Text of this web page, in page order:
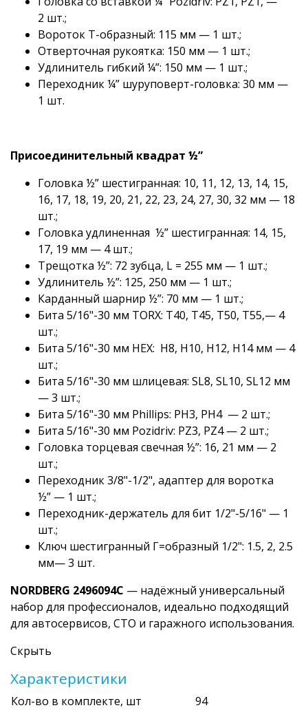
2 шт.;
Вороток Т-образный: 115 мм — 1 шт.;
Отверточная рукоятка: 150 мм — 1 шт.;
Удлинитель гибкий ¼”: 150 мм — 1 шт.;
Переходник ¼” шуруповерт-головка: 30 мм —
1 шт.
Присоединительный квадрат ½”
Головка ½” шестигранная: 10, 11, 12, 13, 14, 15,
16, 17, 18, 19, 20, 21, 22, 23, 24, 27, 30, 32 мм — 18
шт.;
Головка удлиненная ½” шестигранная: 14, 15,
17, 19 мм — 4 шт.;
Трещотка ½”: 72 зубца, L = 255 мм — 1 шт.;
Удлинитель ½”: 125, 250 мм — 1 шт.;
Карданный шарнир ½”: 70 мм — 1 шт.;
Бита 5/16"-30 мм TORX: T40, T45, T50, T55,— 4
шт.;
Бита 5/16"-30 мм HEX: H8, H10, H12, H14 мм — 4
шт.;
Бита 5/16"-30 мм шлицевая: SL8, SL10, SL12 мм
— 3 шт.;
Бита 5/16"-30 мм Phillips: PH3, PH4 — 2 шт.;
Бита 5/16"-30 мм Pozidriv: PZ3, PZ4 — 2 шт.;
Головка торцевая свечная ½”: 16, 21 мм — 2
шт.;
Переходник 3/8"-1/2", адаптер для воротка
½” — 1 шт.;
Переходник-держатель для бит 1/2"-5/16" — 1
шт.;
Ключ шестигранный Г=образный 1/2": 1.5, 2, 2.5
мм— 3 шт.
NORDBERG 2496094C — надёжный универсальный
набор для профессионалов, идеально подходящий
для автосервисов, СТО и гаражного использования.
Скрыть
Характеристики
Кол-во в комплекте, шт
94